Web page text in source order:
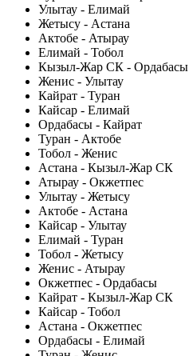
Улытау - Елимай
Жетысу - Астана
Актобе - Атырау
Елимай - Тобол
Кызыл-Жар СК - Ордабасы
Женис - Улытау
Кайрат - Туран
Кайсар - Елимай
Ордабасы - Кайрат
Туран - Актобе
Тобол - Женис
Астана - Кызыл-Жар СК
Атырау - Окжетпес
Улытау - Жетысу
Актобе - Астана
Кайсар - Улытау
Елимай - Туран
Тобол - Жетысу
Женис - Атырау
Окжетпес - Ордабасы
Кайрат - Кызыл-Жар СК
Кайсар - Тобол
Астана - Окжетпес
Ордабасы - Елимай